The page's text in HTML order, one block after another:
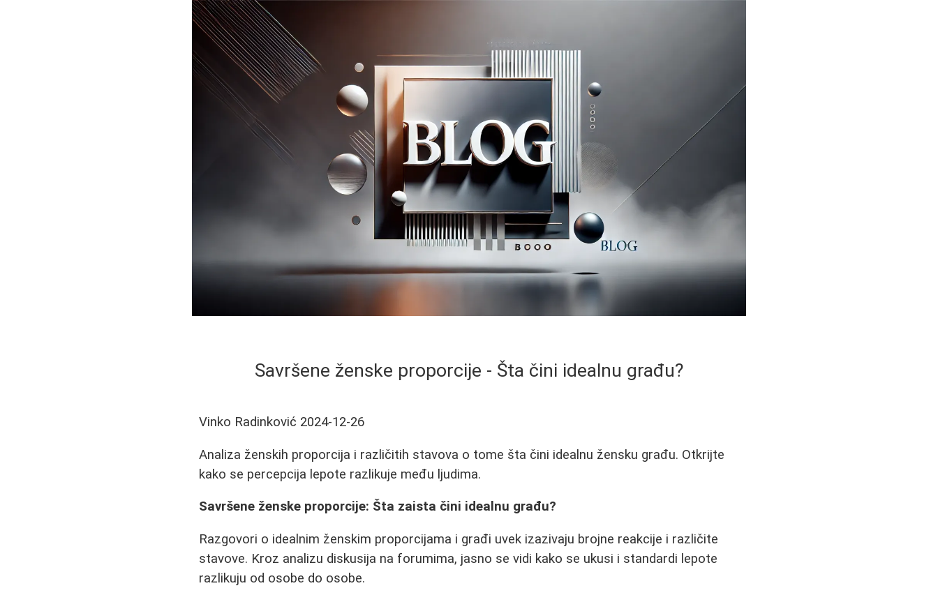
Savršene ženske proporcije - Šta čini idealnu građu?
Vinko Radinković 2024-12-26
Analiza ženskih proporcija i različitih stavova o tome šta čini idealnu žensku građu. Otkrijte
kako se percepcija lepote razlikuje među ljudima.
Savršene ženske proporcije: Šta zaista čini idealnu građu?
Razgovori o idealnim ženskim proporcijama i građi uvek izazivaju brojne reakcije i različite
stavove. Kroz analizu diskusija na forumima, jasno se vidi kako se ukusi i standardi lepote
razlikuju od osobe do osobe.